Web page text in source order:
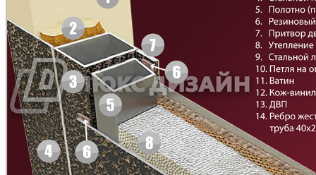
Д-11 СС Д-15 60
Рисунок 7 Рисунок 8
C43